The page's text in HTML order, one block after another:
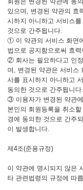
있으며, 변경된 약관의 효
시하지 아니하고 서비스
것으로 간주됩니다.
① 이 약관의 서비스 화면
법으로 공지함으로써 효
② 회사는 필요하다고 인
며, 변경된 약관은 서비스
사를 표시하지 아니하고
동의한 것으로 간주됩니다.
③ 이용자가 변경된 약관
본인의 회원등록을 취소
경에 동의한 것으로 간주
이 발생합니다.
제4조(준용규정)
이 약관에 명시되지 않은
타 관련법령의 규정에 따